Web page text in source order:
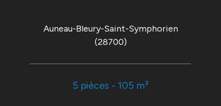
Auneau-Bleury-Saint-Symphorien
(28700)
5 pièces - 105 m²